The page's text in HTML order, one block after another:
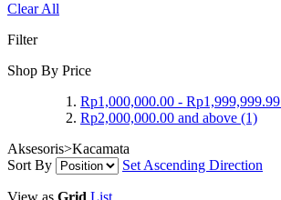
Clear All
Filter
Shop By Price
Rp1,000,000.00 - Rp1,999,999.99
Rp2,000,000.00 and above (1)
Aksesoris>Kacamata
Sort By
Set Ascending Direction
View as Grid List